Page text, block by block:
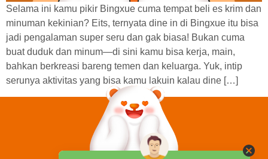
Selama ini kamu pikir Bingxue cuma tempat beli es krim dan
minuman kekinian? Eits, ternyata dine in di Bingxue itu bisa
jadi pengalaman super seru dan gak biasa! Bukan cuma
buat duduk dan minum—di sini kamu bisa kerja, main,
bahkan berkreasi bareng temen dan keluarga. Yuk, intip
serunya aktivitas yang bisa kamu lakuin kalau dine […]